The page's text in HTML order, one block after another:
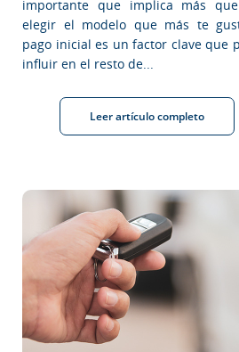
importante que implica más
elegir el modelo que más te
pago inicial es un factor clave que
influir en el resto de...
Leer artículo completo